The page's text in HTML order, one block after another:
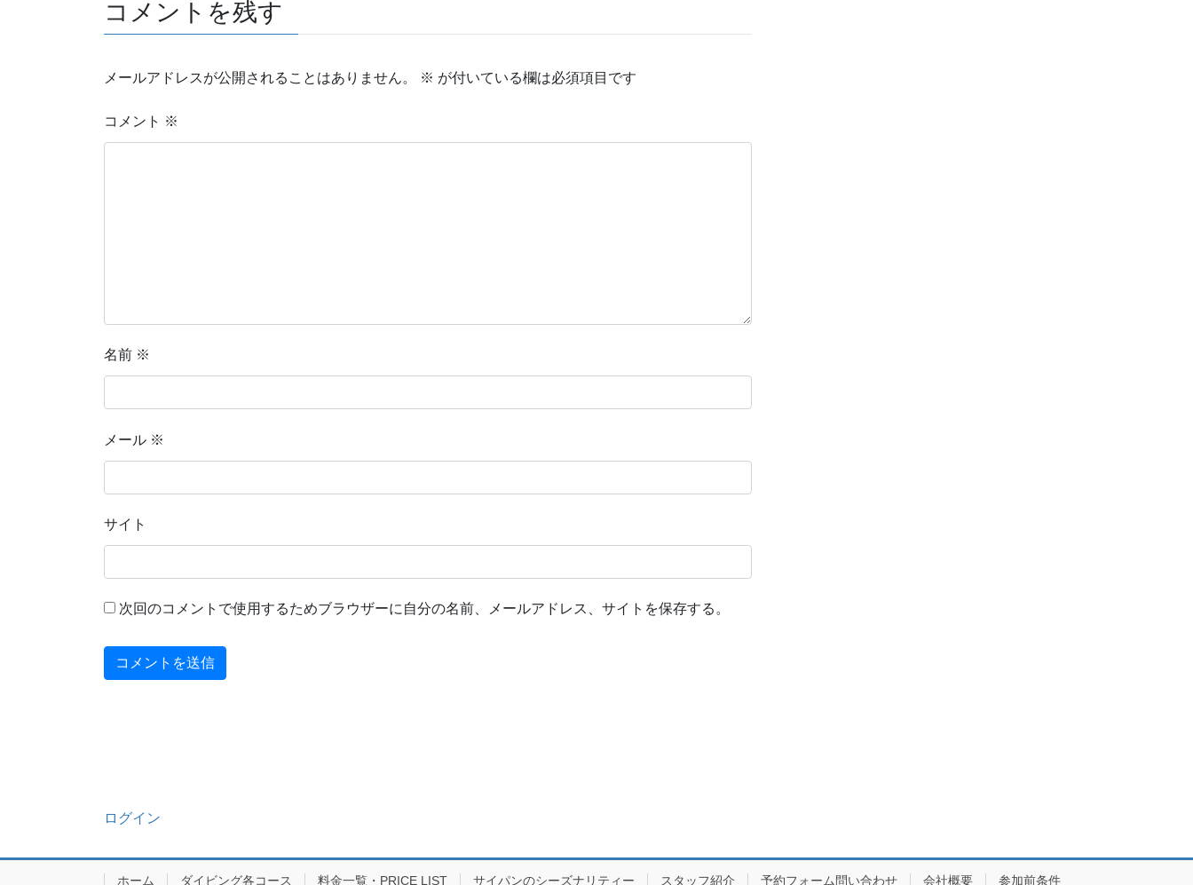
コメントを残す
メールアドレスが公開されることはありません。 ※ が付いている欄は必須項目です
コメント ※
名前 ※
メール ※
サイト
次回のコメントで使用するためブラウザーに自分の名前、メールアドレス、サイトを保存する。
ログイン
ホーム ダイビング各コース 料金一覧・PRICE LIST サイパンのシーズナリティー スタッフ紹介 予約フォーム問い合わせ 会社概要 参加前条件